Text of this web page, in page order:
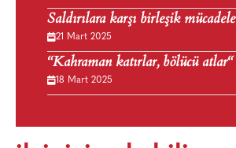
Saldırılara karşı birleşik mücadele
21 Mart 2025
“Kahraman katırlar, bölücü atlar“
18 Mart 2025